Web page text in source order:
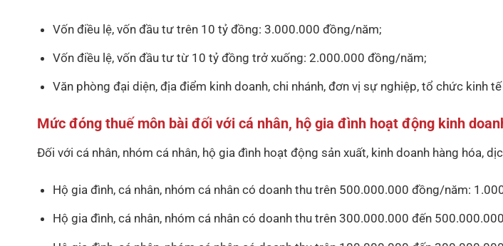
Vốn điều lệ, vốn đầu tư trên 10 tỷ đồng: 3.000.000 đồng/năm;
Vốn điều lệ, vốn đầu tư từ 10 tỷ đồng trở xuống: 2.000.000 đồng/năm;
Văn phòng đại diện, địa điểm kinh doanh, chi nhánh, đơn vị sự nghiệp, tổ chức kinh
Mức đóng thuế môn bài đối với cá nhân, hộ gia đình hoạt động kinh
Đối với cá nhân, nhóm cá nhân, hộ gia đình hoạt động sản xuất, kinh doanh hàng hóa,
Hộ gia đình, cá nhân, nhóm cá nhân có doanh thu trên 500.000.000 đồng/năm:
Hộ gia đình, cá nhân, nhóm cá nhân có doanh thu trên 300.000.000 đến